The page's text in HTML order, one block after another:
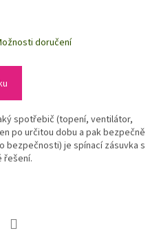
doručení
spotřebič (topení, ventilátor,
po určitou dobu a pak bezpečně
bezpečnosti) je spínací zásuvka s
řešení.